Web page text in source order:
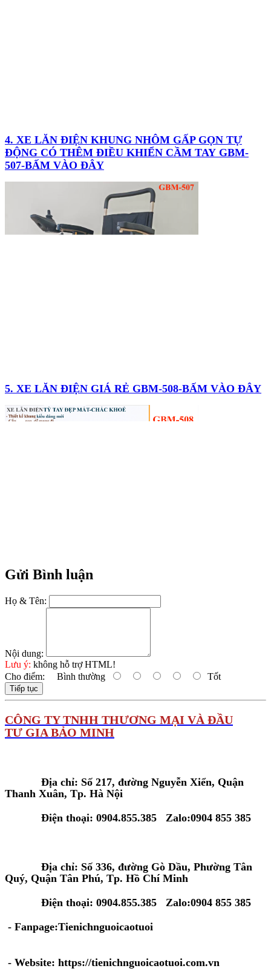
4. XE LĂN ĐIỆN KHUNG NHÔM GẤP GỌN TỰ
ĐỘNG CÓ THÊM ĐIỀU KHIỂN CẦM TAY GBM-
507-BẤM VÀO ĐÂY
5. XE LĂN ĐIỆN GIÁ RẺ GBM-508-BẤM VÀO ĐÂY
Gửi Bình luận
Họ & Tên:
Nội dung:
Lưu ý: không hỗ trợ HTML!
Cho điểm: Bình thường Tốt
Tiếp tục
CÔNG TY TNHH THƯƠNG MẠI VÀ ĐẦU
TƯ GIA BẢO MINH
Địa chỉ: Số 217, đường Nguyễn Xiển, Quận
Thanh Xuân, Tp. Hà Nội
Điện thoại: 0904.855.385 Zalo:0904 855 385
Địa chỉ: Số 336, đường Gò Dầu, Phường Tân
Quý, Quận Tân Phú, Tp. Hồ Chí Minh
Điện thoại: 0904.855.385 Zalo:0904 855 385
- Fanpage:Tienichnguoicaotuoi
- Website: https://tienichnguoicaotuoi.com.vn